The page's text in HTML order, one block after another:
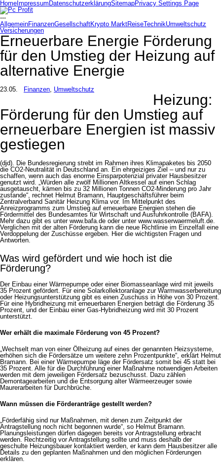
Home Impressum DatenschutzerklärungSitemapPrivacy Settings Page
---
AllgemeinFinanzenGesellschaftKrypto MarktReiseTechnikUmweltschutz
Versicherungen
Erneuerbare Energie Förderung
für den Umstieg der Heizung auf
alternative Energie
23.05. Finanzen, Umweltschutz
Heizung:
Förderung für den Umstieg auf
erneuerbare Energien ist massiv
gestiegen
(djd). Die Bundesregierung strebt im Rahmen ihres Klimapaketes bis 2050
die CO2-Neutralität in Deutschland an. Ein ehrgeiziges Ziel – und nur zu
schaffen, wenn auch das enorme Einsparpotenzial privater Hausbesitzer
genutzt wird. „Würden alle zwölf Millionen Altkessel auf einen Schlag
ausgetauscht, kämen bis zu 32 Millionen Tonnen CO2-Minderung pro Jahr
zustande“, rechnet Helmut Bramann, Hauptgeschäftsführer beim
Zentralverband Sanitär Heizung Klima vor. Im Mittelpunkt des
Anreizprogramms zum Umstieg auf erneuerbare Energien stehen die
Fördermittel des Bundesamtes für Wirtschaft und Ausfuhrkontrolle (BAFA).
Mehr dazu gibt es unter www.bafa.de oder unter www.wasserwaermeluft.de.
Verglichen mit der alten Förderung kann die neue Richtlinie im Einzelfall eine
Verdoppelung der Zuschüsse ergeben. Hier die wichtigsten Fragen und
Antworten.
Was wird gefördert und wie hoch ist die
Förderung?
Der Einbau einer Wärmepumpe oder einer Biomasseanlage wird mit jeweils
35 Prozent gefördert. Für eine Solarkollektoranlage zur Warmwasserbereitung
oder Heizungsunterstützung gibt es einen Zuschuss in Höhe von 30 Prozent.
Für eine Hybridheizung mit erneuerbaren Energien beträgt die Förderung 35
Prozent, und der Einbau einer Gas-Hybridheizung wird mit 30 Prozent
unterstützt.
Wer erhält die maximale Förderung von 45 Prozent?
„Wechselt man von einer Ölheizung auf eines der genannten Heizsysteme,
erhöhen sich die Fördersätze um weitere zehn Prozentpunkte“, erklärt Helmut
Bramann. Bei einer Wärmepumpe läge der Fördersatz somit bei 45 statt bei
35 Prozent. Alle für die Durchführung einer Maßnahme notwendigen Arbeiten
werden mit dem jeweiligen Fördersatz bezuschusst. Dazu zählen
Demontagearbeiten und die Entsorgung alter Wärmeerzeuger sowie
Maurerarbeiten für Durchbrüche.
Wann müssen die Förderanträge gestellt werden?
„Förderfähig sind nur Maßnahmen, mit denen zum Zeitpunkt der
Antragstellung noch nicht begonnen wurde“, so Helmut Bramann.
Planungsleistungen dürfen dagegen bereits vor Antragstellung erbracht
werden. Rechtzeitig vor Antragstellung sollte und muss deshalb der
geschulte Heizungsbauer kontaktiert werden, er kann dem Hausbesitzer alle
Details zu den geplanten Maßnahmen und den möglichen Förderungen
erklären.